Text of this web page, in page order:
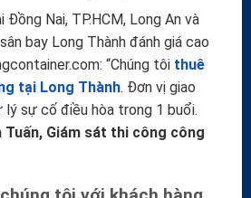
Đồng Nai, TP.HCM, Long An và
bay Long Thành đánh giá cao
“Chúng tôi thuê
tại Long Thành. Đơn vị giao
lý sự cố điều hòa trong 1 buổi.
Tuấn, Giám sát thi công công